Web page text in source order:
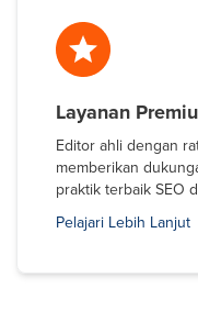
Layanan
Editor ahli dengan
memberikan
praktik terbaik SEO
Pelajari Lebih Lanjut